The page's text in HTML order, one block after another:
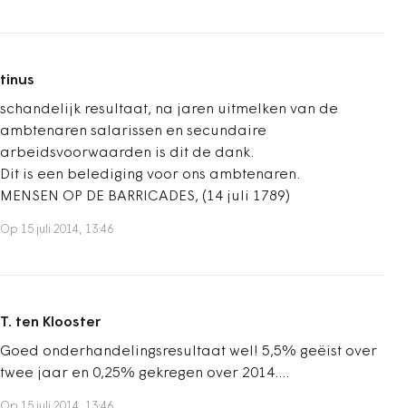
tinus
schandelijk resultaat, na jaren uitmelken van de
ambtenaren salarissen en secundaire
arbeidsvoorwaarden is dit de dank.
Dit is een belediging voor ons ambtenaren.
MENSEN OP DE BARRICADES, (14 juli 1789)
Op 15 juli 2014, 13:46
T. ten Klooster
Goed onderhandelingsresultaat wel! 5,5% geëist over
twee jaar en 0,25% gekregen over 2014....